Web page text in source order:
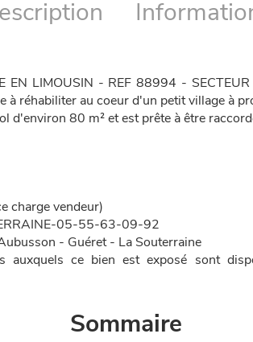
EN LIMOUSIN - REF 88994 -
à réhabiliter au coeur d'un petit village à
d'environ 80 m² et est prête à être
charge vendeur)
05-55-63-09-92
- Guéret - La Souterraine
auxquels ce bien est exposé sont
Sommaire